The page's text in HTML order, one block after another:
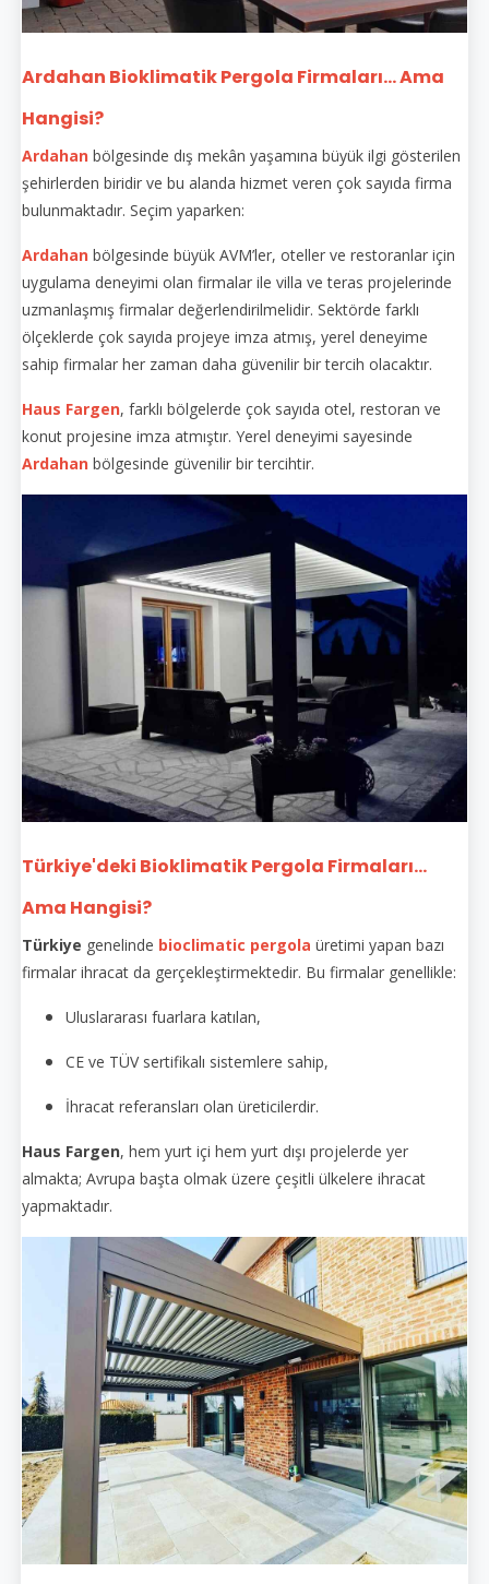
Ardahan Bioklimatik Pergola Firmaları... Ama
Hangisi?
Ardahan bölgesinde dış mekân yaşamına büyük ilgi gösterilen
şehirlerden biridir ve bu alanda hizmet veren çok sayıda firma
bulunmaktadır. Seçim yaparken:
Ardahan bölgesinde büyük AVM’ler, oteller ve restoranlar için
uygulama deneyimi olan firmalar ile villa ve teras projelerinde
uzmanlaşmış firmalar değerlendirilmelidir. Sektörde farklı
ölçeklerde çok sayıda projeye imza atmış, yerel deneyime
sahip firmalar her zaman daha güvenilir bir tercih olacaktır.
Haus Fargen, farklı bölgelerde çok sayıda otel, restoran ve
konut projesine imza atmıştır. Yerel deneyimi sayesinde
Ardahan bölgesinde güvenilir bir tercihtir.
Türkiye'deki Bioklimatik Pergola Firmaları...
Ama Hangisi?
Türkiye genelinde bioclimatic pergola üretimi yapan bazı
firmalar ihracat da gerçekleştirmektedir. Bu firmalar genellikle:
Uluslararası fuarlara katılan,
CE ve TÜV sertifikalı sistemlere sahip,
İhracat referansları olan üreticilerdir.
Haus Fargen, hem yurt içi hem yurt dışı projelerde yer
almakta; Avrupa başta olmak üzere çeşitli ülkelere ihracat
yapmaktadır.